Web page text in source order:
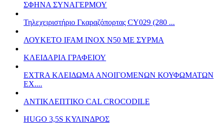
ΣΦΗΝΑ ΣΥΝΑΓΕΡΜΟΥ
Τηλεχειριστήριο Γκαραζόπορτας CY029 (280 ...
ΛΟΥΚΕΤΟ IFAM ΙΝΟΧ N50 ΜΕ ΣΥΡΜΑ
ΚΛΕΙΔΑΡΙΑ ΓΡΑΦΕΙΟΥ
EXTRA ΚΛΕΙΔΩΜΑ ΑΝΟΙΓΟΜΕΝΩΝ ΚΟΥΦΩΜΑΤΩΝ
EX....
ΑΝΤΙΚΛΕΠΤΙΚΟ CAL CROCODILE
HUGO 3,5S ΚΥΛΙΝΔΡΟΣ